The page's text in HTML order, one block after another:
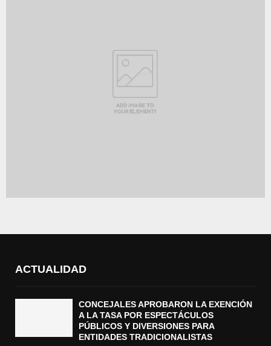
ACTUALIDAD
CONCEJALES APROBARON LA EXENCIÓN
A LA TASA POR ESPECTÁCULOS
PÚBLICOS Y DIVERSIONES PARA
ENTIDADES TRADICIONALISTAS